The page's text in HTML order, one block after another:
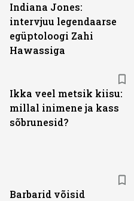
Indiana Jones:
intervjuu legendaarse
egüptoloogi Zahi
Hawassiga
Ikka veel metsik kiisu:
millal inimene ja kass
sõbrunesid?
Barbarid võisid